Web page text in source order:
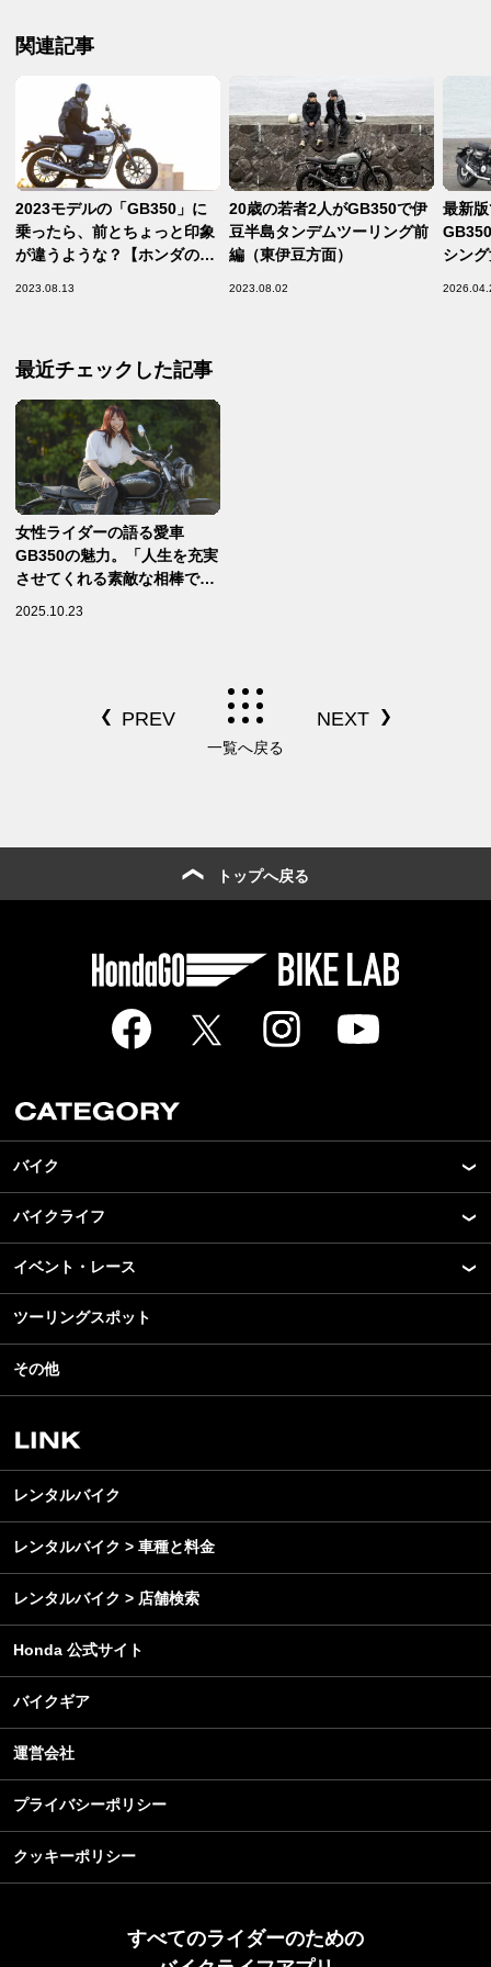
関連記事
2023モデルの「GB350」に
乗ったら、前とちょっと印象
が違うような？【ホンダの道
2023.08.13
20歳の若者2人がGB350で伊
豆半島タンデムツーリング前
編（東伊豆方面）
2023.08.02
最新
シン
最近チェックした記事
女性ライダーの語る愛車
GB350の魅力。「人生を充実
させてくれる素敵な相棒で
す。」
2025.10.23
一覧へ戻る
トップへ戻る
バイク
New Model Show
モデル情報
カスタマイズパーツ
テクノロジー
名車・旧車
ビジネス
バイクライフ
アプリ
ライディングギア
ツーリング
アウトドア
レンタルバイク
イベント・レース
モータースポーツ
イベント
スクール・レッスン
ツーリングスポット
その他
レンタルバイク
レンタルバイク > 車種と料金
レンタルバイク > 店舗検索
Honda 公式サイト
バイクギア
運営会社
プライバシーポリシー
クッキーポリシー
すべてのライダーのための